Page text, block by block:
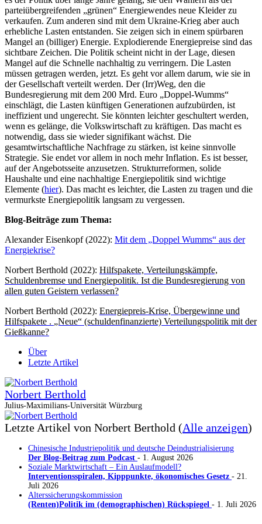
parteiübergreifenden „grünen“ Energiewendes neue Kleider zu
verkaufen. Zum anderen sind mit dem Ukraine-Krieg aber auch
erhebliche Lasten entstanden. Sie zeigen sich in einem spürbaren
Mangel an (billiger) Energie. Explodierende Energiepreise sind das
sichtbare Zeichen. Die Politik scheint nicht in der Lage, diesen
Mangel auf die Schnelle nachhaltig zu verringern. Die Lasten
müssen getragen werden, jetzt. Es geht vor allem darum, wie sie in
der Gesellschaft verteilt werden. Der (Irr)Weg, den die
Bundesregierung mit dem 200 Mrd. Euro „Doppel-Wumms“
einschlägt, die Lasten künftigen Generationen aufzubürden, ist
ineffizient und ungerecht. Sie könnten leichter geschultert werden,
wenn es gelänge, die Volkswirtschaft zu kräftigen. Das macht es
notwendig, dass sie wieder signifikant wächst. Die
gesamtwirtschaftliche Nachfrage zu stärken, ist keine sinnvolle
Strategie. Sie endet vor allem in noch mehr Inflation. Es ist besser,
auf der Angebotsseite anzusetzen. Strukturreformen, solide
Haushalte und eine nachhaltige Energiepolitik sind wichtige
Elemente (hier). Das macht es leichter, die Lasten zu tragen und die
vermurkste Energiepolitik langsam zu vergessen.
Blog-Beiträge zum Thema:
Alexander Eisenkopf (2022): Mit dem „Doppel Wumms“ aus der
Energiekrise?
Norbert Berthold (2022): Hilfspakete, Verteilungskämpfe,
Schuldenbremse und Energiepolitik. Ist die Bundesregierung von
allen guten Geistern verlassen?
Norbert Berthold (2022): Energiepreis-Krise, Übergewinne und
Hilfspakete . „Neue“ (schuldenfinanzierte) Verteilungspolitik mit der
Gießkanne?
Über
Letzte Artikel
Norbert Berthold
Julius-Maximilians-Universität Würzburg
Letzte Artikel von Norbert Berthold (Alle anzeigen)
Chinesische Industriepolitik und deutsche Deindustrialisierung
Der Blog-Beitrag zum Podcast - 1. August 2026
Soziale Marktwirtschaft – Ein Auslaufmodell?
Interventionsspiralen, Kipppunkte, ökonomisches Gesetz - 21.
Juli 2026
Alterssicherungskommission
(Renten)Politik im (demographischen) Rückspiegel - 1. Juli 2026